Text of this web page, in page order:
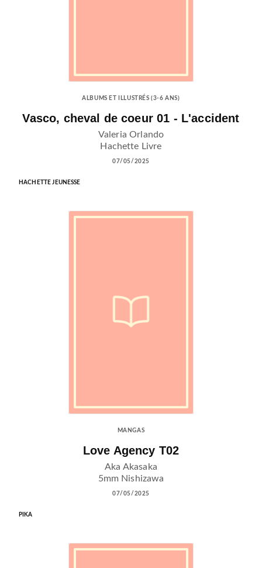
ALBUMS ET ILLUSTRÉS (3-6 ANS)
Vasco, cheval de coeur 01 - L'accident
Valeria Orlando
Hachette Livre
07/05/2025
HACHETTE JEUNESSE
MANGAS
Love Agency T02
Aka Akasaka
5mm Nishizawa
07/05/2025
PIKA